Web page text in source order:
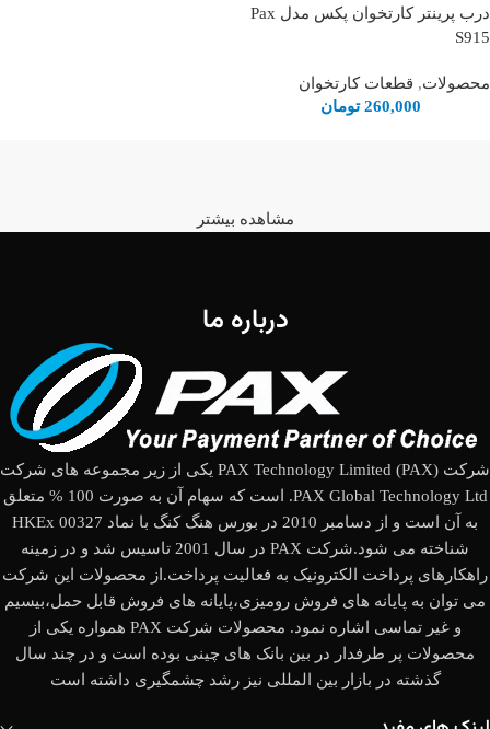
درب پرینتر کارتخوان پکس مدل Pax
S915
محصولات, قطعات کارتخوان
260,000 تومان
مشاهده بیشتر
درباره ما
شرکت (PAX Technology Limited (PAX یکی از زیر مجموعه های شرکت
PAX Global Technology Ltd. است که سهام آن به صورت 100 % متعلق
به آن است و از دسامبر 2010 در بورس هنگ کنگ با نماد HKEx 00327
شناخته می شود.شرکت PAX در سال 2001 تاسیس شد و در زمینه
راهکارهای پرداخت الکترونیک به فعالیت پرداخت.از محصولات این شرکت
می توان به پایانه های فروش رومیزی،پایانه های فروش قابل حمل،بیسیم
و غیر تماسی اشاره نمود. محصولات شرکت PAX همواره یکی از
محصولات پر طرفدار در بین بانک های چینی بوده است و در چند سال
گذشته در بازار بین المللی نیز رشد چشمگیری داشته است